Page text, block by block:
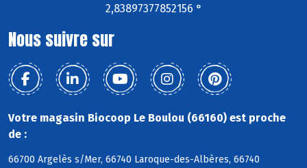
2,83897377852156 °
Nous suivre sur
Votre magasin Biocoop Le Boulou (66160) est proche
de :
66700 Argelès s/Mer, 66740 Laroque-des-Albères, 66740